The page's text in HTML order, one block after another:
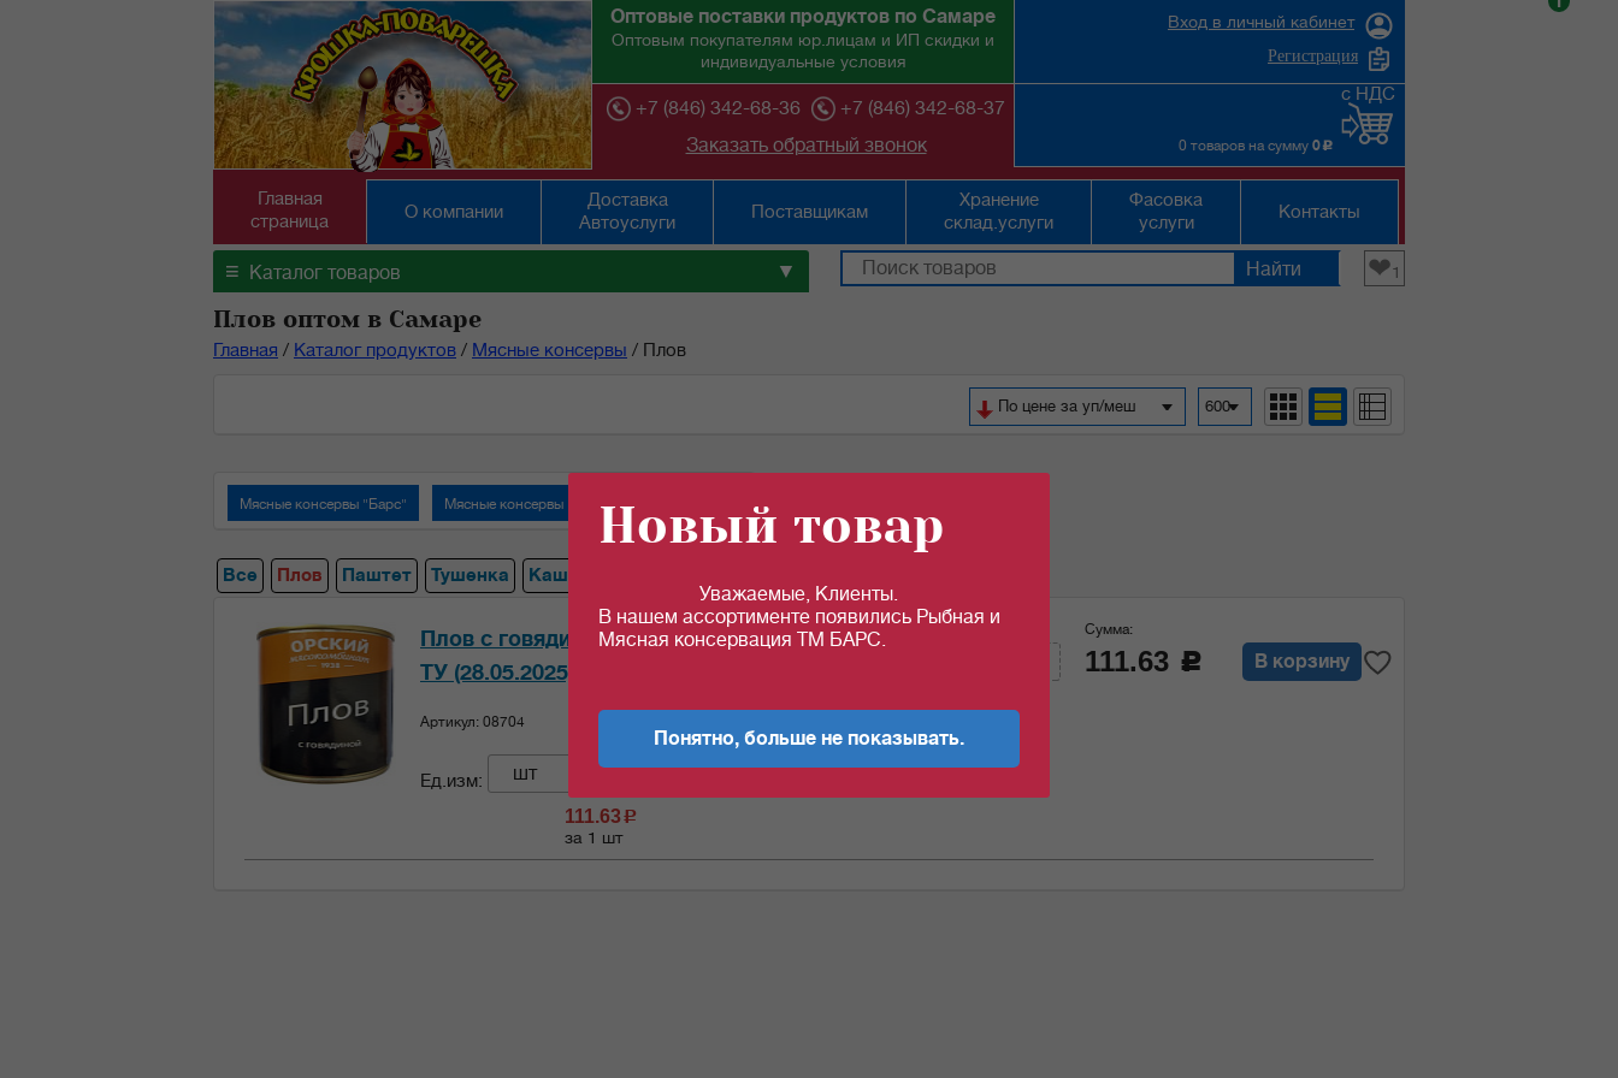
Оптовые поставки продуктов по Самаре
Оптовым покупателям юр.лицам и ИП скидки и
индивидуальные условия
+7 (846) 342-68-36
+7 (846) 342-68-37
Заказать обратный звонок
Вход в личный кабинет
Регистрация
0 товаров на сумму 0 c
с НДС
Главная
страница
О компании
Доставка
Автоуслуги
Поставщикам
Хранение
склад.услуги
Фасовка
услуги
Контакты
≡ Каталог товаров ▼ ❤1
Плов оптом в Самаре
Главная / Каталог продуктов / Мясные консервы / Плов
600
По цене за уп/меш
Мясные консервы "Барс" Мясные консервы "Орский мясокомбинат"
Все Плов Паштет Тушенка Каша
Плов с говядиной "Орск" 338гр*20шт/уп
ТУ (28.05.2025)
Артикул: 08704
Ед.изм: шт
111.63 c
за 1 шт
Сумма:
111.63 c В корзину
Новый товар
Уважаемые, Клиенты.
В нашем ассортименте появились Рыбная и
Мясная консервация ТМ БАРС.
Понятно, больше не показывать.